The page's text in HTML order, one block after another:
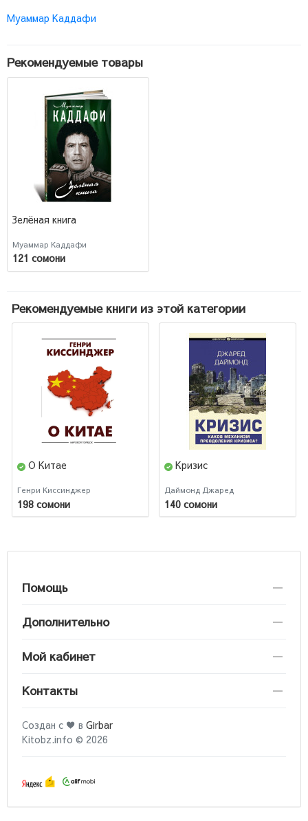
Муаммар Каддафи
Рекомендуемые товары
Зелёная книга
Муаммар Каддафи
121 сомони
Рекомендуемые книги из этой категории
О Китае
Генри Киссинджер
198 сомони
Кризис
Даймонд Джаред
140 сомони
Помощь
Дополнительно
Мой кабинет
Контакты
Создан с ♥ в Girbar
Kitobz.info © 2026